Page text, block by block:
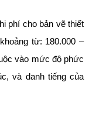
phí cho bản vẽ thiết
từ: 180.000 –
vào mức độ phức
và danh tiếng của